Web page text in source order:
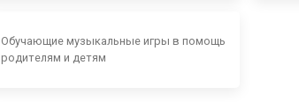
Обучающие музыкальные игры в помощь
родителям и детям